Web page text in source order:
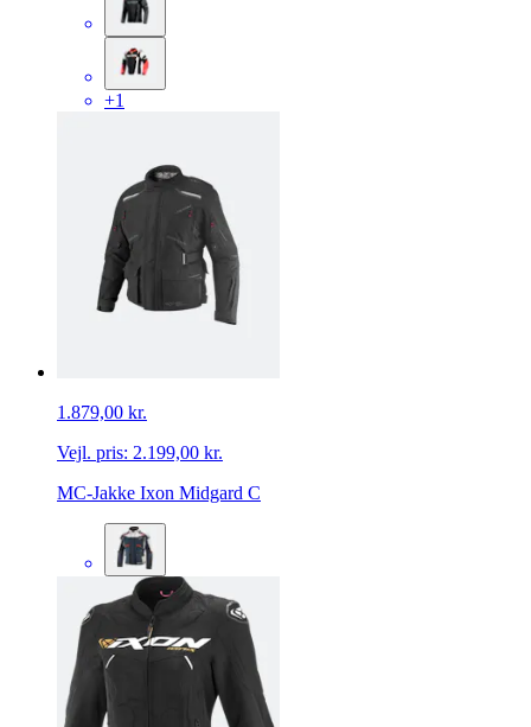
+1
1.879,00 kr.
Vejl. pris: 2.199,00 kr.
MC-Jakke Ixon Midgard C